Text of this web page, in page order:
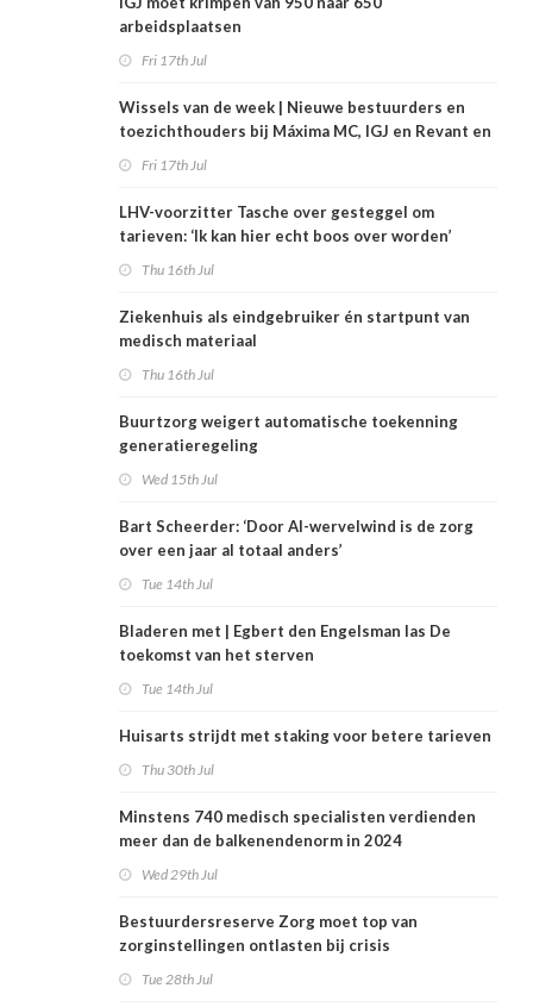
arbeidsplaatsen
Fri 17th Jul
Wissels van de week | Nieuwe bestuurders en
toezichthouders bij Máxima MC, IGJ en Revant en
Fri 17th Jul
LHV-voorzitter Tasche over gesteggel om
tarieven: ‘Ik kan hier echt boos over worden’
Thu 16th Jul
Ziekenhuis als eindgebruiker én startpunt van
medisch materiaal
Thu 16th Jul
Buurtzorg weigert automatische toekenning
generatieregeling
Wed 15th Jul
Bart Scheerder: ‘Door AI-wervelwind is de zorg
over een jaar al totaal anders’
Tue 14th Jul
Bladeren met | Egbert den Engelsman las De
toekomst van het sterven
Tue 14th Jul
Huisarts strijdt met staking voor betere tarieven
Thu 30th Jul
Minstens 740 medisch specialisten verdienden
meer dan de balkenendenorm in 2024
Wed 29th Jul
Bestuurdersreserve Zorg moet top van
zorginstellingen ontlasten bij crisis
Tue 28th Jul